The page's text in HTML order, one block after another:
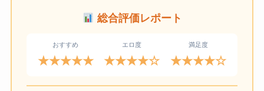
総合評価レポート
おすすめ
★★★★★
エロ度
★★★★☆
満足度
★★★★☆